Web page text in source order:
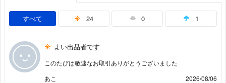
すべて 24 0 1
よい出品者です
このたびは敏速なお取引ありがとうございました
あこ
2026/08/06